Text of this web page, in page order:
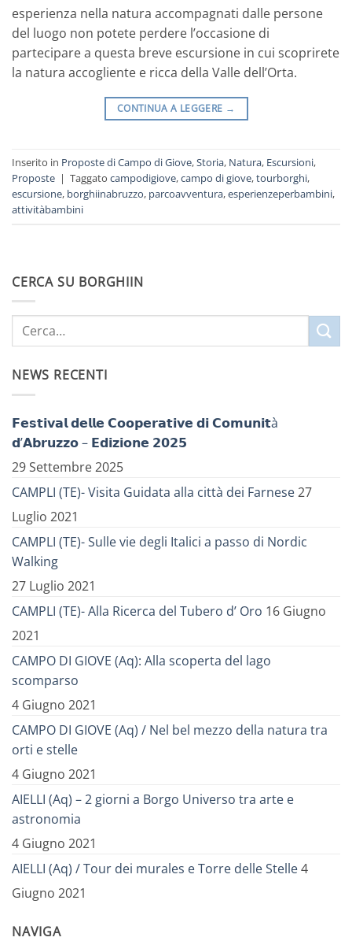
esperienza nella natura accompagnati dalle persone
del luogo non potete perdere l’occasione di
partecipare a questa breve escursione in cui scoprirete
la natura accogliente e ricca della Valle dell’Orta.
CONTINUA A LEGGERE →
Inserito in Proposte di Campo di Giove,Storia, Natura, Escursioni,
Proposte | Taggato campodigiove,campo di giove,tourborghi,
escursione, borghiinabruzzo, parcoavventura,esperienzeperbambini,
attivitàbambini
CERCA SU BORGHIIN
NEWS RECENTI
𝗙𝗲𝘀𝘁𝗶𝘃𝗮𝗹 𝗱𝗲𝗹𝗹𝗲 𝗖𝗼𝗼𝗽𝗲𝗿𝗮𝘁𝗶𝘃𝗲 𝗱𝗶 𝗖𝗼𝗺𝘂𝗻𝗶𝘁à
𝗱’𝗔𝗯𝗿𝘂𝘇𝘇𝗼 – 𝗘𝗱𝗶𝘇𝗶𝗼𝗻𝗲 𝟮𝟬𝟮𝟱
29 Settembre 2025
CAMPLI (TE)- Visita Guidata alla città dei Farnese27
Luglio 2021
CAMPLI (TE)- Sulle vie degli Italici a passo di Nordic
Walking
27 Luglio 2021
CAMPLI (TE)- Alla Ricerca del Tubero d’ Oro 16 Giugno
2021
CAMPO DI GIOVE (Aq): Alla scoperta del lago
scomparso
4 Giugno 2021
CAMPO DI GIOVE (Aq) / Nel bel mezzo della natura tra
orti e stelle
4 Giugno 2021
AIELLI (Aq) – 2 giorni a Borgo Universo tra arte e
astronomia
4 Giugno 2021
AIELLI (Aq) / Tour dei murales e Torre delle Stelle4
Giugno 2021
NAVIGA